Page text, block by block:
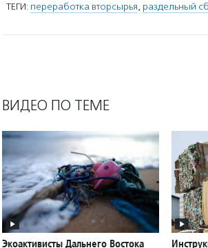
ТЕГИ: переработка вторсырья, раздельный
ВИДЕО ПО ТЕМЕ
Экоактивисты Дальнего Востока